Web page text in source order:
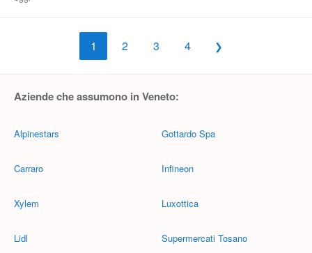
1 2 3 4
Aziende che assumono in Veneto:
Alpinestars
Carraro
Xylem
Lidl
Gottardo Spa
Infineon
Luxottica
Supermercati Tosano